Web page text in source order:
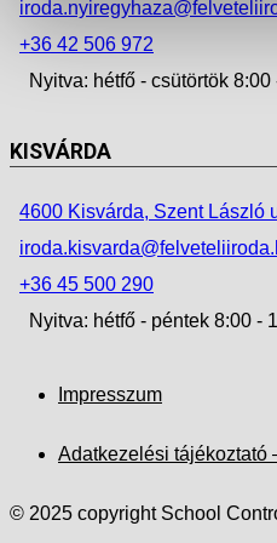
+36 42 506 972
Nyitva: hétfő - csütörtök 8:00
KISVÁRDA
4600 Kisvárda, Szent László
+36 45 500 290
Nyitva: hétfő - péntek 8:00 -
Impresszum
Adatkezelési tájékoztató
© 2025 copyright School